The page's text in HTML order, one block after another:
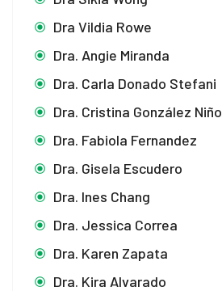
Dra Vildia Rowe
Dra. Angie Miranda
Dra. Carla Donado Stefani
Dra. Cristina González Niño
Dra. Fabiola Fernandez
Dra. Gisela Escudero
Dra. Ines Chang
Dra. Jessica Correa
Dra. Karen Zapata
Dra. Kira Alvarado